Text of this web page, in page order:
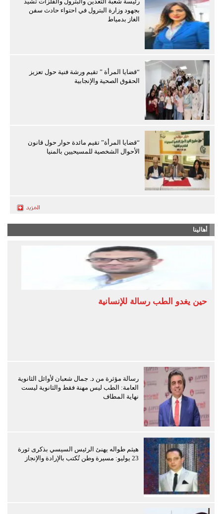
بجهود وزارة البترول في احتواء حادث سفن
الغاز بدمياط
“قضايا المرأة ” تقيم ورشة فنية حول تعزيز
الحقوق الصحية والإنجابية
“قضايا المرأة” تقيم مائدة حوار حول قانون
الأحوال الشخصية للمسيحيين بالمنيا
أهالينا
حين يغدو الطب رسالة للإنسانية
رسالة مؤثرة من د. جمال شعبان لأوائل الثانوية
العامة: الطب ليس مهنة فقط والثانوية ليست
نهاية المطاف
هيثم طواله يهنئ الرئيس السيسي بذكرى ثورة
23 يوليو: مسيرة وطن تُكتب بالإرادة والإنجاز